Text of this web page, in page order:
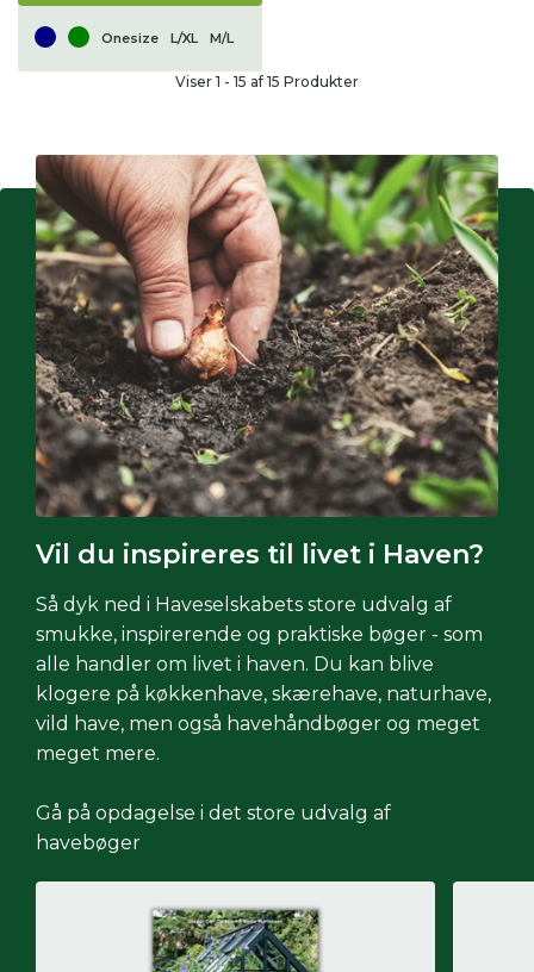
Onesize L/XL M/L
Viser 1 - 15 af 15 Produkter
Vil du inspireres til livet i Haven?
Så dyk ned i Haveselskabets store udvalg af
smukke, inspirerende og praktiske bøger - som
alle handler om livet i haven. Du kan blive
klogere på køkkenhave, skærehave, naturhave,
vild have, men også havehåndbøger og meget
meget mere.
Gå på opdagelse i det store udvalg af
havebøger